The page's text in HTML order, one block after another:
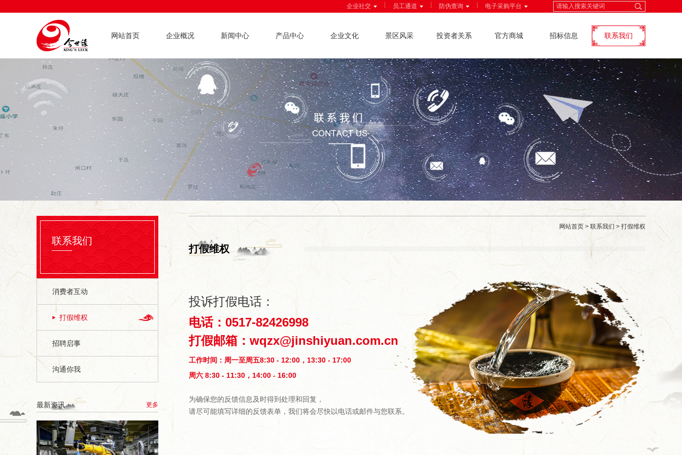
企业社交 员工通道 防伪查询 电子采购平台
网站首页 企业概况 新闻中心 产品中心 企业文化 景区风采 投资者关系 官方商城 招标信息 联系我们
联系我们
消费者互动
打假维权
招聘启事
沟通你我
最新资讯 更多
网站首页 > 联系我们 > 打假维权
打假维权
投诉打假电话：
电话：0517-82426998
打假邮箱：wqzx@jinshiyuan.com.cn
工作时间：周一至周五8:30 - 12:00，13:30 - 17:00
周六 8:30 - 11:30，14:00 - 16:00
为确保您的反馈信息及时得到处理和回复，
请尽可能填写详细的反馈表单，我们将会尽快以电话或邮件与您联系。